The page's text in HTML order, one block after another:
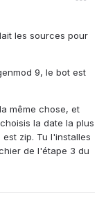
les sources pour
9, le bot est
même chose, et
la date la plus
zip. Tu l'installes
de l'étape 3 du